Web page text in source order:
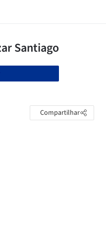
Compartilhar